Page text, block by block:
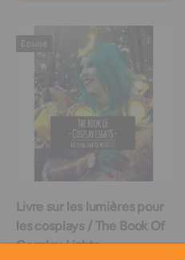
Épuisé
Livre sur les lumières pour
les cosplays / The Book Of
Cosplay Lights